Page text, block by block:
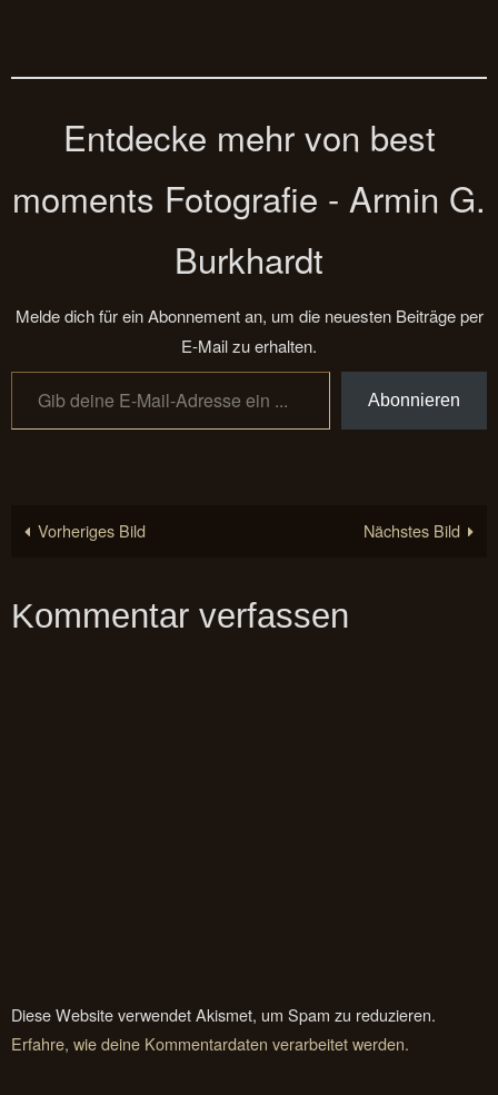
Entdecke mehr von best
moments Fotografie - Armin G.
Burkhardt
Melde dich für ein Abonnement an, um die neuesten Beiträge per
E-Mail zu erhalten.
Gib deine E-Mail-Adresse ein ...
Abonnieren
Vorheriges Bild Nächstes Bild
Kommentar verfassen
Diese Website verwendet Akismet, um Spam zu reduzieren.
Erfahre, wie deine Kommentardaten verarbeitet werden.